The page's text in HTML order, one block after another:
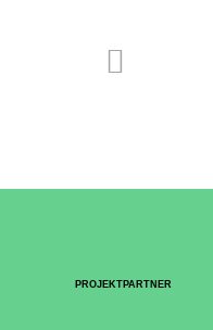
PROJEKTPARTNER